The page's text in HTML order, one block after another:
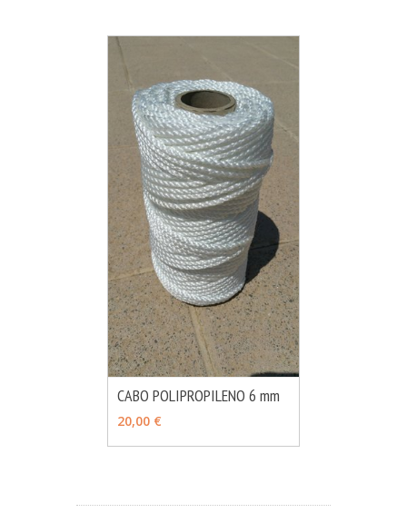
CABO POLIPROPILENO 6 mm
20,00 €